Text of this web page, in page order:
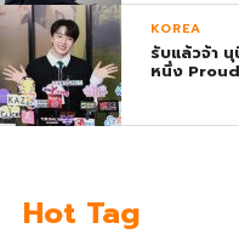
KOREA
รับแล้วจ้า
หนึ่ง
Hot Tag